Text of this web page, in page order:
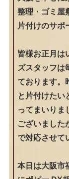
整理・ゴミ屋
片付けのサポ
皆様お正月は
ズスタッフは
ております。
と片付けたい
ってまいりま
ございました
で対応させて
本日は大阪市